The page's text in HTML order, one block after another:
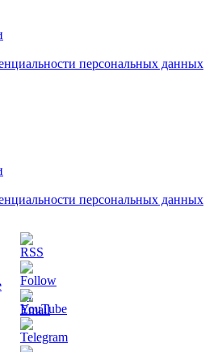
персональных данных
персональных данных